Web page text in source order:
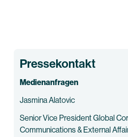
Pressekontakt
Medienanfragen
Jasmina Alatovic
Senior Vice President Global
Communications & External